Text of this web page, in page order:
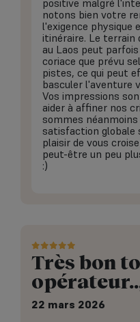
notons bien votre
l'exigence physique
itinéraire. Le terrain
au Laos peut
coriace que prévu
pistes, ce qui peut
basculer l'aventure
Vos impressions
aider à affiner nos
sommes néanmoins
satisfaction globale
plaisir de vous
peut-être un peu
:)
Très bon
22 mars 2026